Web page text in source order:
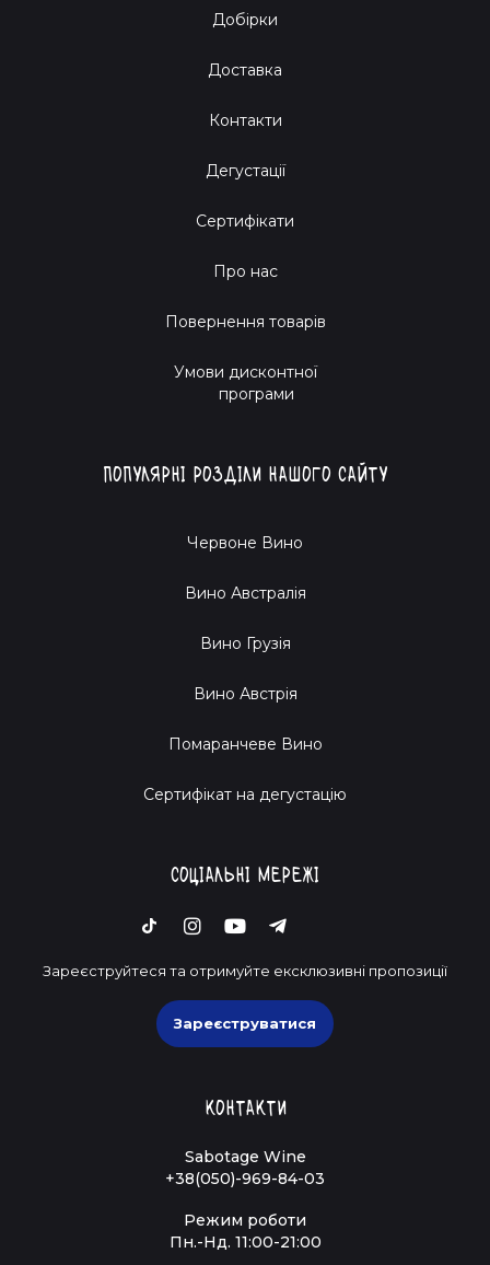
Добірки
Доставка
Контакти
Дегустації
Сертифікати
Про нас
Повернення товарів
Умови дисконтної
програми
Популярні розділи нашого сайту
Червоне Вино
Вино Австралія
Вино Грузія
Вино Австрія
Помаранчеве Вино
Cертифікат на дегустацію
Соціальні мережі
Зареєструйтеся та отримуйте ексклюзивні пропозиції
Зареєструватися
Контакти
Sabotage Wine
+38(050)-969-84-03
Режим роботи
Пн.-Нд. 11:00-21:00